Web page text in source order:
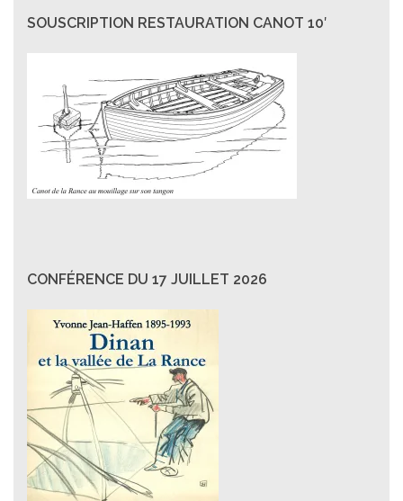
SOUSCRIPTION RESTAURATION CANOT 10′
CONFÉRENCE DU 17 JUILLET 2026